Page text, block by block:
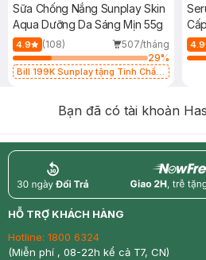
Sữa Chống Nắng Sunplay Skin
Aqua Dưỡng Da Sáng Mịn 55g
4.9 (108)
507/tháng
29%
Bill 199K Sunplay tặng Tinh Chất
4.9
Bạn đã có tài khoản
return nowfree
HỖ TRỢ KHÁCH HÀNG
Hotline: 1800 6324
(Miễn phí , 08-22h kể cả T7, CN)